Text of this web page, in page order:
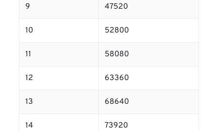
9 47520
10 52800
11 58080
12 63360
13 68640
14 73920